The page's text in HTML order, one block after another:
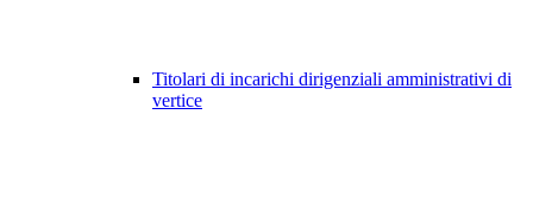
Titolari di incarichi dirigenziali amministrativi di
vertice